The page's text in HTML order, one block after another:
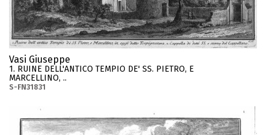
Vasi Giuseppe
1. RUINE DELL'ANTICO TEMPIO DE' SS. PIETRO, E
MARCELLINO, ..
S-FN31831